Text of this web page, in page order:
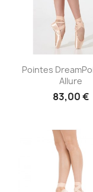
Aperçu
Pointes
Allure
83,00 €